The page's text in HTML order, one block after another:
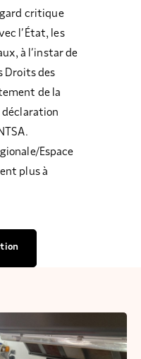
critique
l’État, les
à l’instar de
Droits des
de la
déclaration
Espace
plus à